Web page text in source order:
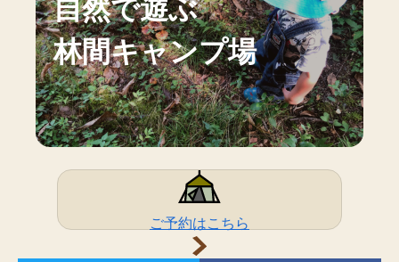
自然で遊ぶ
林間キャンプ場
ご予約はこちら